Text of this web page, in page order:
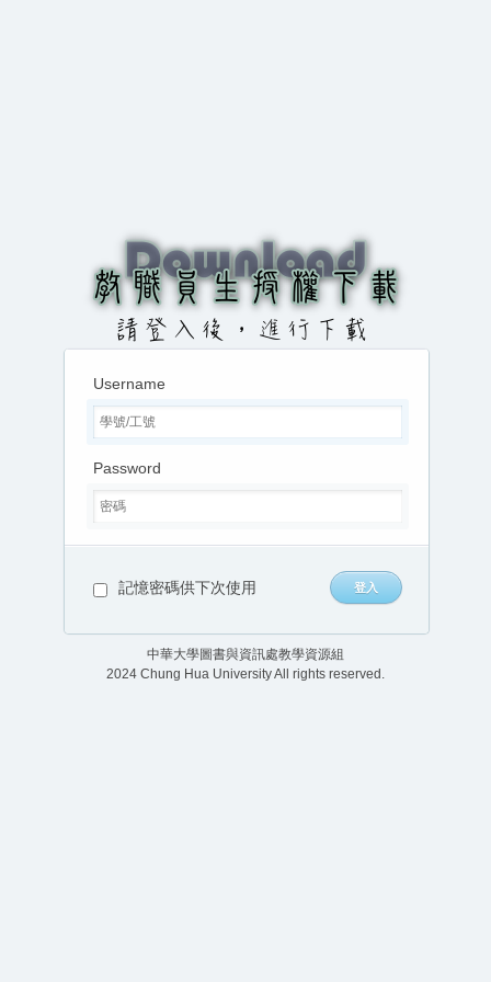
Username
Password
記憶密碼供下次使用
中華大學圖書與資訊處教學資源組
2024 Chung Hua University All rights reserved.